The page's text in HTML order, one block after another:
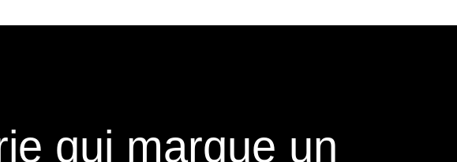
qui marque un